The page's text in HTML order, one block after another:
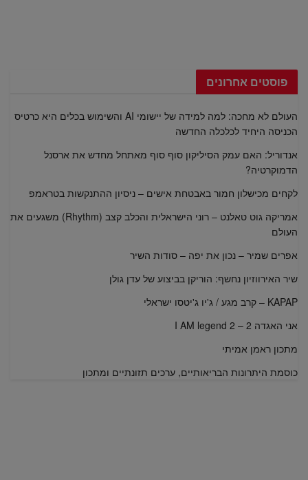
פוסטים אחרונים
העולם לא מחכה: למה למידה של יישומי AI והשימוש בכלים היא כרטיס
הכניסה היחיד לכלכלה החדשה
אנדוריל: האם עמק הסיליקון סוף סוף מאתחל מחדש את ארסנל
הדמוקרטיה?
לקחים מכישלון חמור באבטחת אישים – ניסיון ההתנקשות בטראמפ
אמריקה גוט טאלנט – רוני הישראלית והכלב קצב (Rhythm) משגעים את
העולם
אפרים שמיר – נכון את יפה – סודות השיר
שיר האירווזיון נחשף: הוריקן בביצוע של עדן גולן
KAPAP – קרב מגע / ג'יו ג'יטסו ישראלי
אני האגדה 2 – I AM legend 2
מתכון ראמן אמיתי
כוסמת היתרונות הבריאותיים, ערכים תזונתיים ומתכון